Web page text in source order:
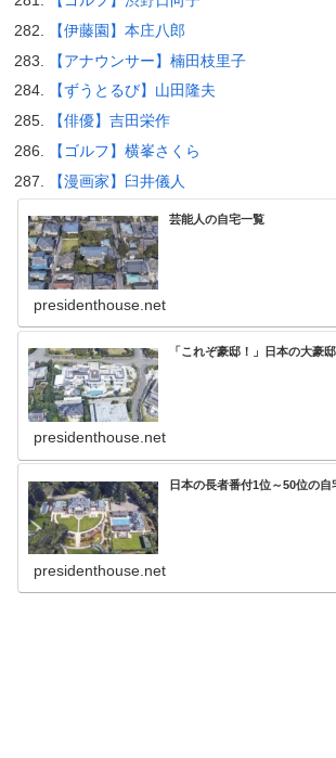
【伊藤園】本庄八郎
【アナウンサー】楠田枝里子
【ずうとるび】山田隆夫
【俳優】吉田栄作
【ゴルフ】横峯さくら
【漫画家】臼井儀人
芸能人の自宅一覧
presidenthouse.net
「これぞ豪邸！」日本の大豪
presidenthouse.net
日本の長者番付1位～50位の自
presidenthouse.net